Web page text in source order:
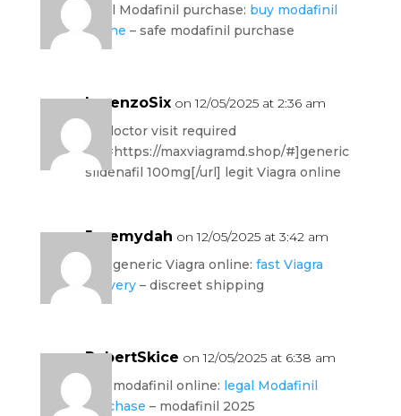
legal Modafinil purchase: buy modafinil
online – safe modafinil purchase
LorenzoSix on 12/05/2025 at 2:36 am
no doctor visit required
[url=https://maxviagramd.shop/#]generic
sildenafil 100mg[/url] legit Viagra online
Jeremydah on 12/05/2025 at 3:42 am
buy generic Viagra online: fast Viagra
delivery– discreet shipping
RobertSkice on 12/05/2025 at 6:38 am
buy modafinil online: legal Modafinil
purchase – modafinil 2025